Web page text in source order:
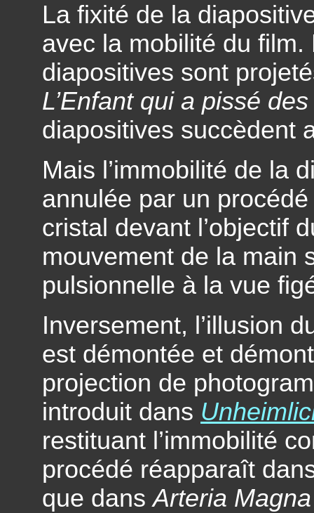
La fixité de la
avec la mobilité du
diapositives sont
L’Enfant qui a pissé
diapositives succèdent
Mais l’immobilité de la
annulée par un procédé
cristal devant l’objectif
mouvement de la main
pulsionnelle à la vue
Inversement, l’illusion
est démontée et
projection de
introduit dans
restituant l’immobilité
procédé réapparaît
que dansArteria